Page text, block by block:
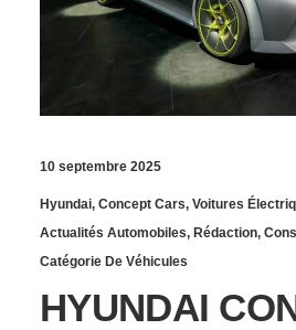
10 septembre 2025
Hyundai, Concept Cars, Voitures
Actualités Automobiles, Rédaction,
Catégorie De Véhicules
HYUNDAI